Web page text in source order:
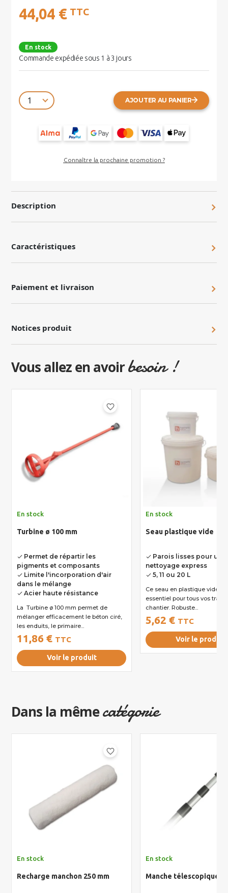
44,04 € TTC
En stock
Commande expédiée sous 1 à 3 jours
AJOUTER AU PANIER
Connaître la prochaine promotion ?
Description
Caractéristiques
Paiement et livraison
Notices produit
Vous allez en avoirbesoin !
favorite_border
En stock
Turbine ø 100 mm
done Permet de répartir les
pigments et composants
done Limite l'incorporation d'air
dans le mélange
done Acier haute résistance
La Turbine ø 100 mm permet de
mélanger efficacement le béton ciré,
les enduits, le primaire...
11,86 € TTC
Voir le produit
En stock
Seau plastique vide
done Parois lisses pour un
nettoyage express
done 5, 11 ou 20 L
Ce seau en plastique vide est un outil
essentiel pour tous vos
chantier. Robuste...
5,62 € TTC
Voir le produit
Dans la mêmecatégorie
favorite_border
En stock
Recharge manchon 250 mm
En stock
Manche télescopique